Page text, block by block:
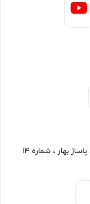
بهار ، شماره ۱۴